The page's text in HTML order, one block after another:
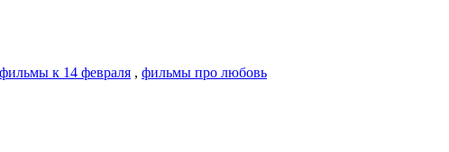
фильмы к 14 февраля , фильмы про любовь